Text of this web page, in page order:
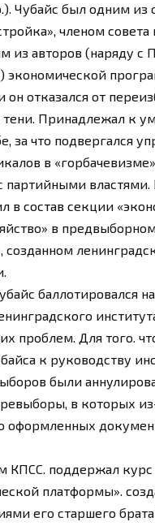
Чубайс был одним из
членом совета
из авторов (наряду с
он отказался от
тени. Принадлежал к
за что подвергался
в
партийными властями.
в состав секции
в
созданном
баллотировался
проблем. Для того.
к руководству
были
в которых
оформленных
КПСС. поддержал курс
платформы».
его старшего